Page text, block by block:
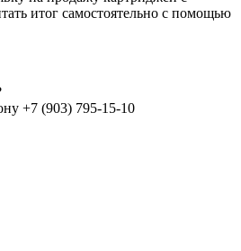
итог самостоятельно с помощью
+7 (903) 795-15-10